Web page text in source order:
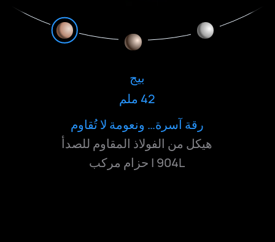
بيج
42 ملم
رقة آسرة… ونعومة لا تُقاوم
هيكل من الفولاذ المقاوم للصدأ
904L | حزام مركب
ذهبي رملي
42 ملم
أناقة تشرق… تألق لا يخبو
هيكل من الفولاذ المقاوم للصدأ
904L | حزام من التيتانيوم
نقي… بهدوء ساحر